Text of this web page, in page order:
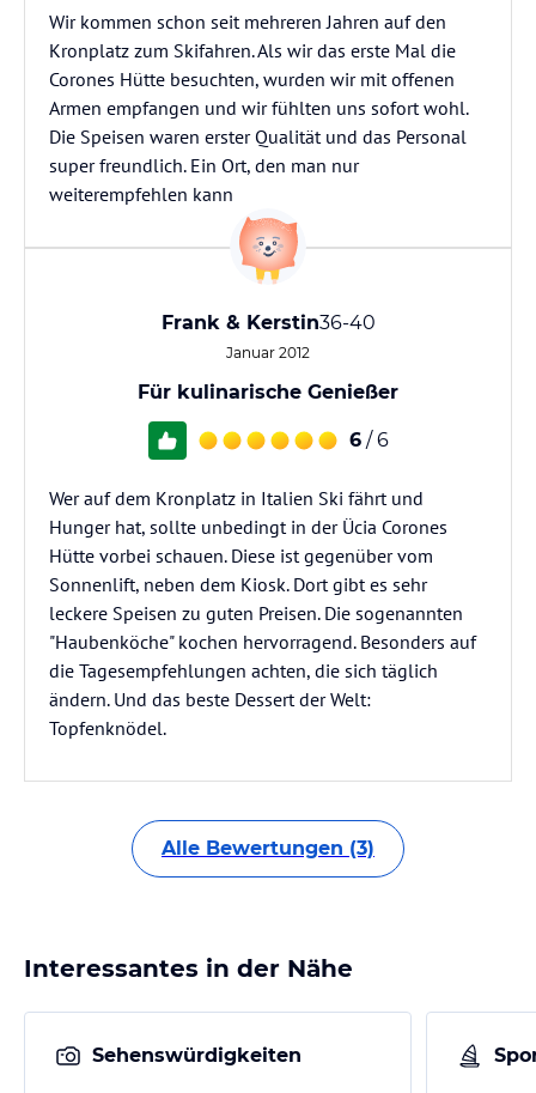
Wir kommen schon seit mehreren Jahren auf den
Kronplatz zum Skifahren. Als wir das erste Mal die
Corones Hütte besuchten, wurden wir mit offenen
Armen empfangen und wir fühlten uns sofort wohl.
Die Speisen waren erster Qualität und das Personal
super freundlich. Ein Ort, den man nur
weiterempfehlen kann
Frank & Kerstin36-40
Januar 2012
Für kulinarische Genießer
6 / 6
Wer auf dem Kronplatz in Italien Ski fährt und
Hunger hat, sollte unbedingt in der Ücia Corones
Hütte vorbei schauen. Diese ist gegenüber vom
Sonnenlift, neben dem Kiosk. Dort gibt es sehr
leckere Speisen zu guten Preisen. Die sogenannten
"Haubenköche" kochen hervorragend. Besonders auf
die Tagesempfehlungen achten, die sich täglich
ändern. Und das beste Dessert der Welt:
Topfenknödel.
Alle Bewertungen (3)
Interessantes in der Nähe
Sehenswürdigkeiten